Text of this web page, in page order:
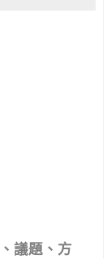
議題、方